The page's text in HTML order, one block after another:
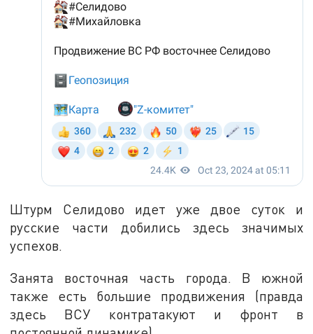
Штурм Селидово идет уже двое суток и
русские части добились здесь значимых
успехов.
Занята восточная часть города. В южной
также есть большие продвижения (правда
здесь ВСУ контратакуют и фронт в